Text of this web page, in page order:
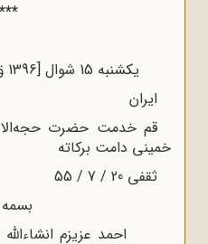
یکشنبه 15 شوال [1396 ق، برابر با 18 / 7 / 1355ش
ایران
قم خدمت حضرت
خمینی دامت برکاته
ثقفی 20 / 7 / 55
احمد عزیزم